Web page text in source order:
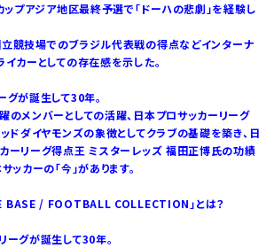
プアジア地区最終予選で「ドーハの悲劇」を経験し
競技場でのブラジル代表戦の得点などインターナ
カーとしての存在感を示した。
グが誕生して30年。
のメンバーとしての活躍、日本プロサッカーリーグ
ドダイヤモンズの象徴としてクラブの基礎を築き、日
ーリーグ得点王 ミスターレッズ 福田正博氏の功績
ッカーの「今」があります。
BASE / FOOTBALL COLLECTION」とは？
ーグが誕生して30年。